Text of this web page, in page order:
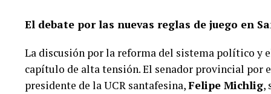
Ampliación de derechos:
Incorporación
del medio ambiente, la conectividad
fiscal.
El debate por las nuevas reglas de juego en
La discusión por la reforma del sistema político y
capítulo de alta tensión. El senador provincial por
presidente de la UCR santafesina,Felipe Michlig,